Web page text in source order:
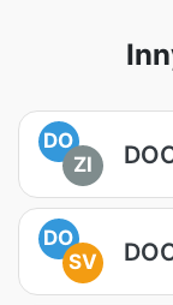
DO
ZI
DO
SV